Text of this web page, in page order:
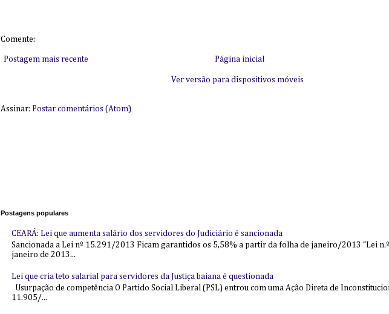
Comente:
Postagem mais recente Página inicial
Ver versão para dispositivos móveis
Assinar: Postar comentários (Atom)
Postagens populares
CEARÁ: Lei que aumenta salário dos servidores do Judiciário é sancionada
Sancionada a Lei nº 15.291/2013 Ficam garantidos os 5,58% a partir da folha de janeiro/2013 “Lei
janeiro de 2013...
Lei que cria teto salarial para servidores da Justiça baiana é questionada
Usurpação de competência O Partido Social Liberal (PSL) entrou com uma Ação Direta de
11.905/...